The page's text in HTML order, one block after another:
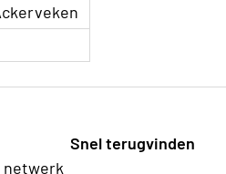
netwerk
Snel terugvinden